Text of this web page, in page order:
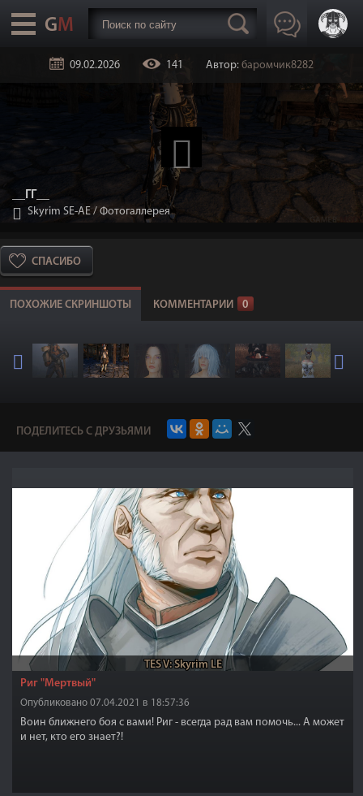
09.02.2026 141 Автор: баромчик8282
__ГГ__
Skyrim SE-АЕ/ Фотогаллерея
СПАСИБО
ПОХОЖИЕ СКРИНШОТЫ КОММЕНТАРИИ 0
ПОДЕЛИТЕСЬ С ДРУЗЬЯМИ
TES V: Skyrim LE
Риг "Мертвый"
Опубликовано 07.04.2021 в 18:57:36
Воин ближнего боя с вами! Риг - всегда рад вам помочь... А может
и нет, кто его знает?!